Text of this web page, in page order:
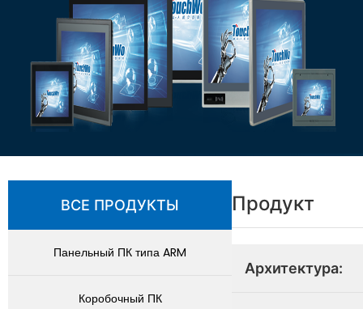
ВСЕ ПРОДУКТЫ
Панельный ПК типа ARM
Коробочный ПК
Продукт
Архитектура: